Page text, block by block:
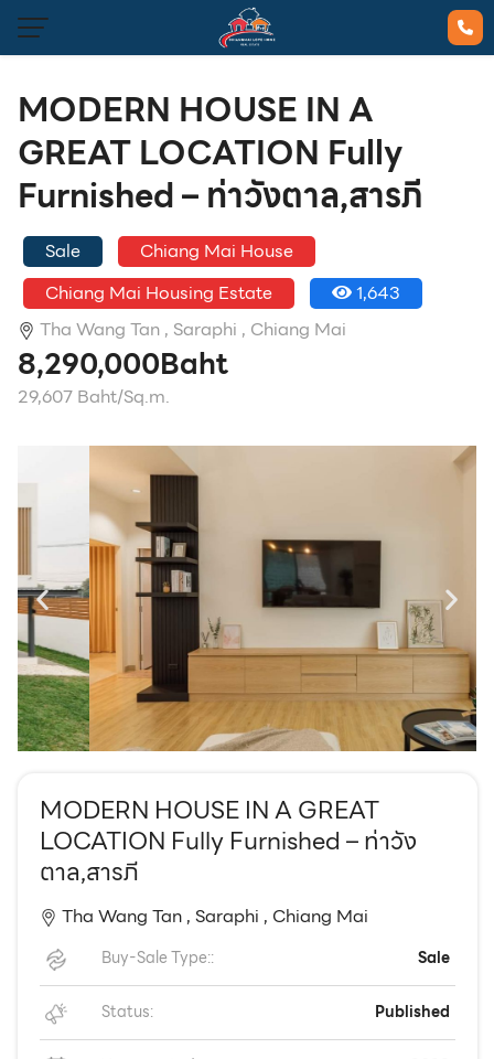
EN
MODERN HOUSE IN A
GREAT LOCATION Fully
Furnished – ท่าวังตาล,สารภี
Sale
Chiang Mai House
Chiang Mai Housing Estate
1,643
Tha Wang Tan , Saraphi , Chiang Mai
8,290,000Baht
29,607 Baht/Sq.m.
MODERN HOUSE IN A GREAT
LOCATION Fully Furnished – ท่าวัง
ตาล,สารภี
Tha Wang Tan , Saraphi , Chiang Mai
Buy-Sale Type:: Sale
Status: Published